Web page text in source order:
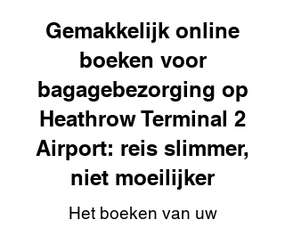
Gemakkelijk online
boeken voor
bagagebezorging op
Heathrow Terminal 2
Airport: reis slimmer,
niet moeilijker
Het boeken van uw